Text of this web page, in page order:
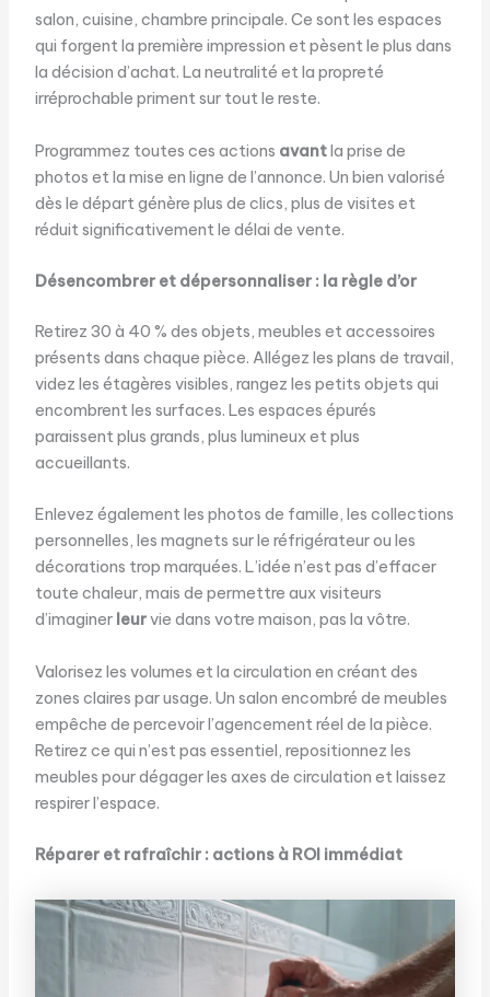
salon, cuisine, chambre principale. Ce sont les espaces
qui forgent la première impression et pèsent le plus dans
la décision d’achat. La neutralité et la propreté
irréprochable priment sur tout le reste.
Programmez toutes ces actions avantla prise de
photos et la mise en ligne de l’annonce. Un bien valorisé
dès le départ génère plus de clics, plus de visites et
réduit significativement le délai de vente.
Désencombrer et dépersonnaliser : la règle d’or
Retirez 30 à 40 % des objets, meubles et accessoires
présents dans chaque pièce. Allégez les plans de travail,
videz les étagères visibles, rangez les petits objets qui
encombrent les surfaces. Les espaces épurés
paraissent plus grands, plus lumineux et plus
accueillants.
Enlevez également les photos de famille, les collections
personnelles, les magnets sur le réfrigérateur ou les
décorations trop marquées. L’idée n’est pas d’effacer
toute chaleur, mais de permettre aux visiteurs
d’imaginer leurvie dans votre maison, pas la vôtre.
Valorisez les volumes et la circulation en créant des
zones claires par usage. Un salon encombré de meubles
empêche de percevoir l’agencement réel de la pièce.
Retirez ce qui n’est pas essentiel, repositionnez les
meubles pour dégager les axes de circulation et laissez
respirer l’espace.
Réparer et rafraîchir : actions à ROI immédiat